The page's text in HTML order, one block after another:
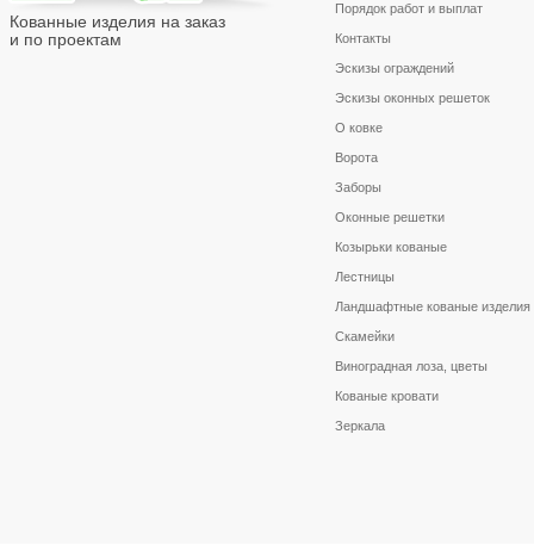
Кованные изделия на заказ
и по проектам
Порядок работ и выплат
Контакты
Эскизы ограждений
Эскизы оконных решеток
О ковке
Ворота
Заборы
Оконные решетки
Козырьки кованые
Лестницы
Ландшафтные кованые изделия
Скамейки
Виноградная лоза, цветы
Кованые кровати
Зеркала